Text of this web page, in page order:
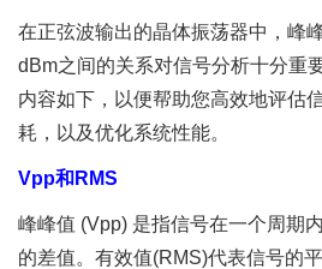
在正弦波输出的晶体振荡器中，峰
dBm之间的关系对信号分析十分重
内容如下，以便帮助您高效地评估
耗，以及优化系统性能。
Vpp和RMS
峰峰值 (Vpp) 是指信号在一个周期
的差值。有效值(RMS)代表信号的